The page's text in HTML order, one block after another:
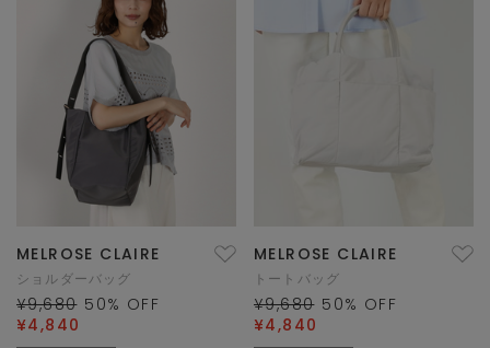
MELROSE CLAIRE
ショルダーバッグ
¥9,680 50% OFF
¥4,840
MELROSE CLAIRE
トートバッグ
¥9,680 50% OFF
¥4,840